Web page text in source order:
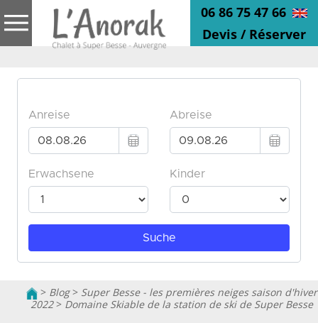
06 86 75 47 66
Devis / Réserver
> Blog> Super Besse - les premières neiges saison d'hiver
2022> Domaine Skiable de la station de ski de Super Besse